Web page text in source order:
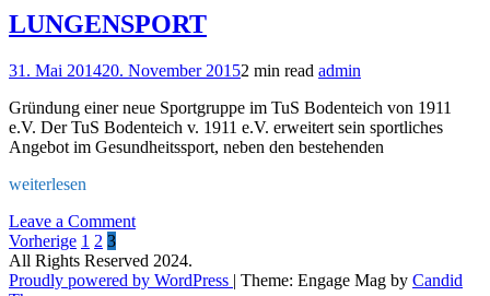
LUNGENSPORT
31. Mai 201420. November 20152 min read admin
Gründung einer neue Sportgruppe im TuS Bodenteich von 1911
e.V. Der TuS Bodenteich v. 1911 e.V. erweitert sein sportliches
Angebot im Gesundheitssport, neben den bestehenden
weiterlesen
Leave a Commenton
Seitennummerierung
der
Vorherige 1 2 3
All Rights Reserved 2024.
Proudly powered by WordPress | Theme: Engage Mag by Candid